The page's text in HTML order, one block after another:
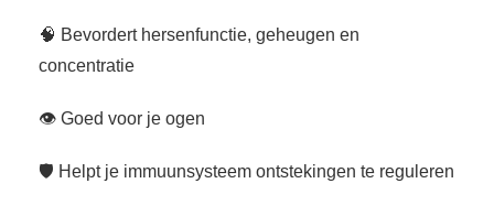
🧠 Bevordert hersenfunctie, geheugen en
concentratie
👁️ Goed voor je ogen
🛡️ Helpt je immuunsysteem ontstekingen te reguleren